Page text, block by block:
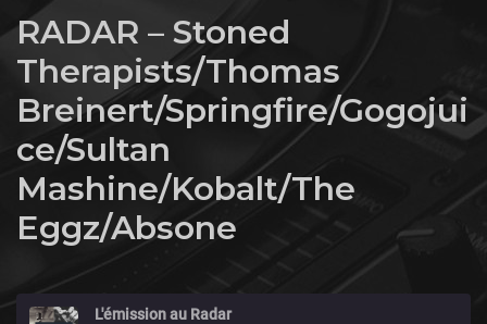
RADAR – Stoned
Therapists/Thomas
Breinert/Springfire/Gogojui
ce/Sultan
Mashine/Kobalt/The
Eggz/Absone
L'émission au Radar